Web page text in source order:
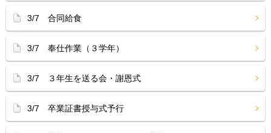
3/7 合同給食
3/7 奉仕作業（３学年）
3/7 ３年生を送る会・謝恩式
3/7 卒業証書授与式予行